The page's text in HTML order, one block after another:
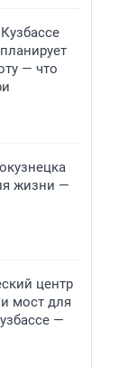
— что
жизни —
центр
мост для
—